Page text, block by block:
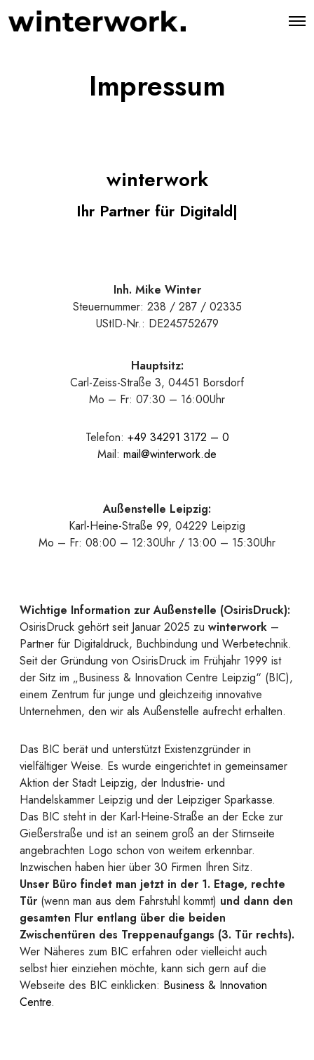
O
Impressum
winterwork
Ihr Partner für Digita|
Inh. Mike Winter
Steuernummer: 238 / 287 / 02335
UStID-Nr.: DE245752679
Hauptsitz:
Carl-Zeiss-Straße 3, 04451 Borsdorf
Mo – Fr: 07:30 – 16:00Uhr
Telefon: +49 34291 3172 – 0
Mail: mail@winterwork.de
Außenstelle Leipzig:
Karl-Heine-Straße 99, 04229 Leipzig
Mo – Fr: 08:00 – 12:30Uhr / 13:00 – 15:30Uhr
Wichtige Information zur Außenstelle (OsirisDruck):
OsirisDruck gehört seit Januar 2025 zu winterwork –
Partner für Digitaldruck, Buchbindung und Werbetechnik.
Seit der Gründung von OsirisDruck im Frühjahr 1999 ist
der Sitz im „Business & Innovation Centre Leipzig“ (BIC),
einem Zentrum für junge und gleichzeitig innovative
Unternehmen, den wir als Außenstelle aufrecht erhalten.
Das BIC berät und unterstützt Existenzgründer in
vielfältiger Weise. Es wurde eingerichtet in gemeinsamer
Aktion der Stadt Leipzig, der Industrie- und
Handelskammer Leipzig und der Leipziger Sparkasse.
Das BIC steht in der Karl-Heine-Straße an der Ecke zur
Gießerstraße und ist an seinem groß an der Stirnseite
angebrachten Logo schon von weitem erkennbar.
Inzwischen haben hier über 30 Firmen Ihren Sitz.
Unser Büro findet man jetzt in der 1. Etage, rechte
Tür (wenn man aus dem Fahrstuhl kommt) und dann den
gesamten Flur entlang über die beiden
Zwischentüren des Treppenaufgangs (3. Tür rechts).
Wer Näheres zum BIC erfahren oder vielleicht auch
selbst hier einziehen möchte, kann sich gern auf die
Webseite des BIC einklicken: Business & Innovation
Centre.